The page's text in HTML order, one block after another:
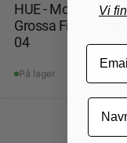
HUE - Model 10
Grossa Filati
04
På lager
Vi